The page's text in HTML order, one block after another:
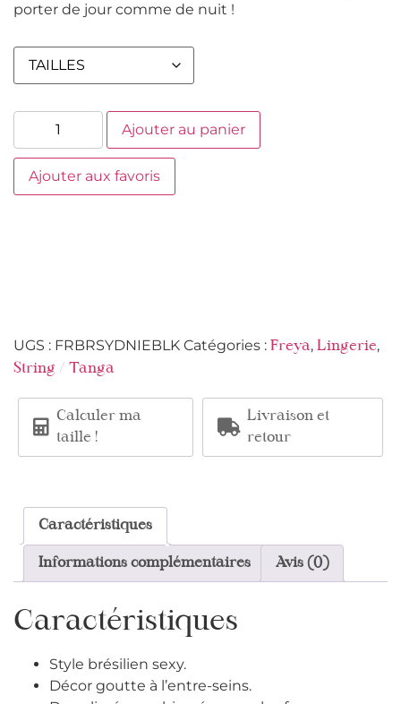
porter de jour comme de nuit !
Ajouter au panier
Ajouter aux favoris
UGS : FRBRSYDNIEBLK Catégories : Freya, Lingerie,
String / Tanga
Calculer ma
taille !
Livraison et
retour
Caractéristiques
Informations complémentaires Avis (0)
Caractéristiques
Style brésilien sexy.
Décor goutte à l’entre-seins.